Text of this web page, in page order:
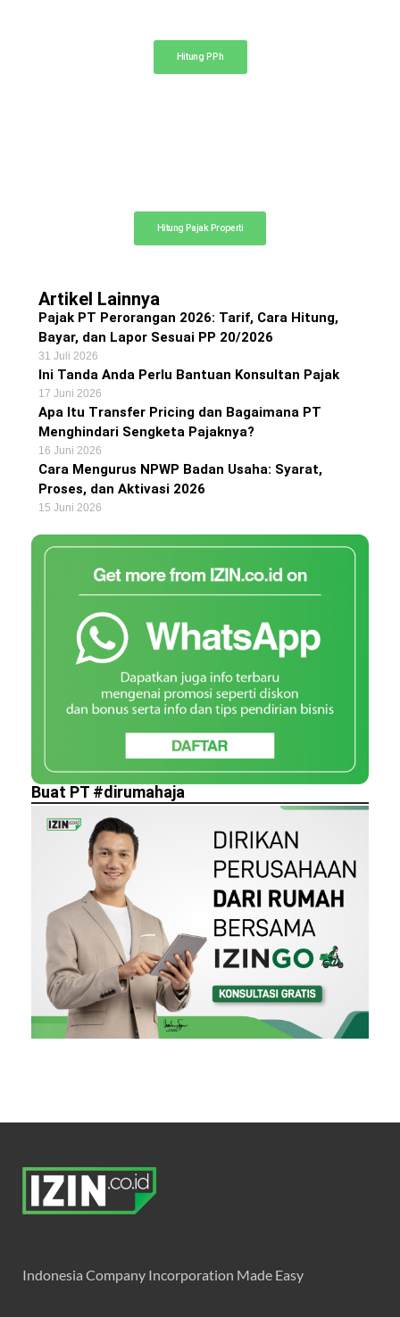
Hitung PPh
Hitung Pajak Properti
Artikel Lainnya
Pajak PT Perorangan 2026: Tarif, Cara Hitung,
Bayar, dan Lapor Sesuai PP 20/2026
31 Juli 2026
Ini Tanda Anda Perlu Bantuan Konsultan Pajak
17 Juni 2026
Apa Itu Transfer Pricing dan Bagaimana PT
Menghindari Sengketa Pajaknya?
16 Juni 2026
Cara Mengurus NPWP Badan Usaha: Syarat,
Proses, dan Aktivasi 2026
15 Juni 2026
Buat PT #dirumahaja
Indonesia Company Incorporation Made Easy